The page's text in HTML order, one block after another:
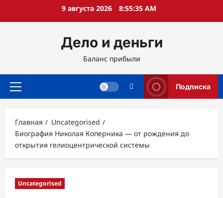
9 августа 2026 8:55:36 AM
Дело и деньги
Баланс прибыли
Основное
Подписка
Главная
Uncategorised
Биография Николая Коперника — от рождения до
открытия гелиоцентрической системы
Uncategorised